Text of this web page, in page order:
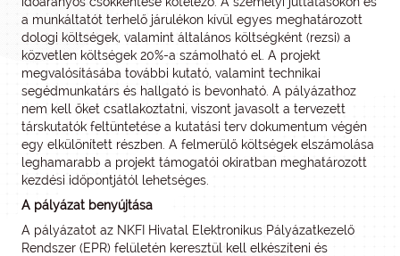
a munkáltatót terhelő járulékon kívül egyes meghatározott
dologi költségek, valamint általános költségként (rezsi) a
közvetlen költségek 20%-a számolható el. A projekt
megvalósításába további kutató, valamint technikai
segédmunkatárs és hallgató is bevonható. A pályázathoz
nem kell őket csatlakoztatni, viszont javasolt a tervezett
társkutatók feltüntetése a kutatási terv dokumentum végén
egy elkülönített részben. A felmerülő költségek elszámolása
leghamarabb a projekt támogatói okiratban meghatározott
kezdési időpontjától lehetséges.
A pályázat benyújtása
A pályázatot az NKFI Hivatal Elektronikus Pályázatkezelő
Rendszer (EPR) felületén keresztül kell elkészíteni és